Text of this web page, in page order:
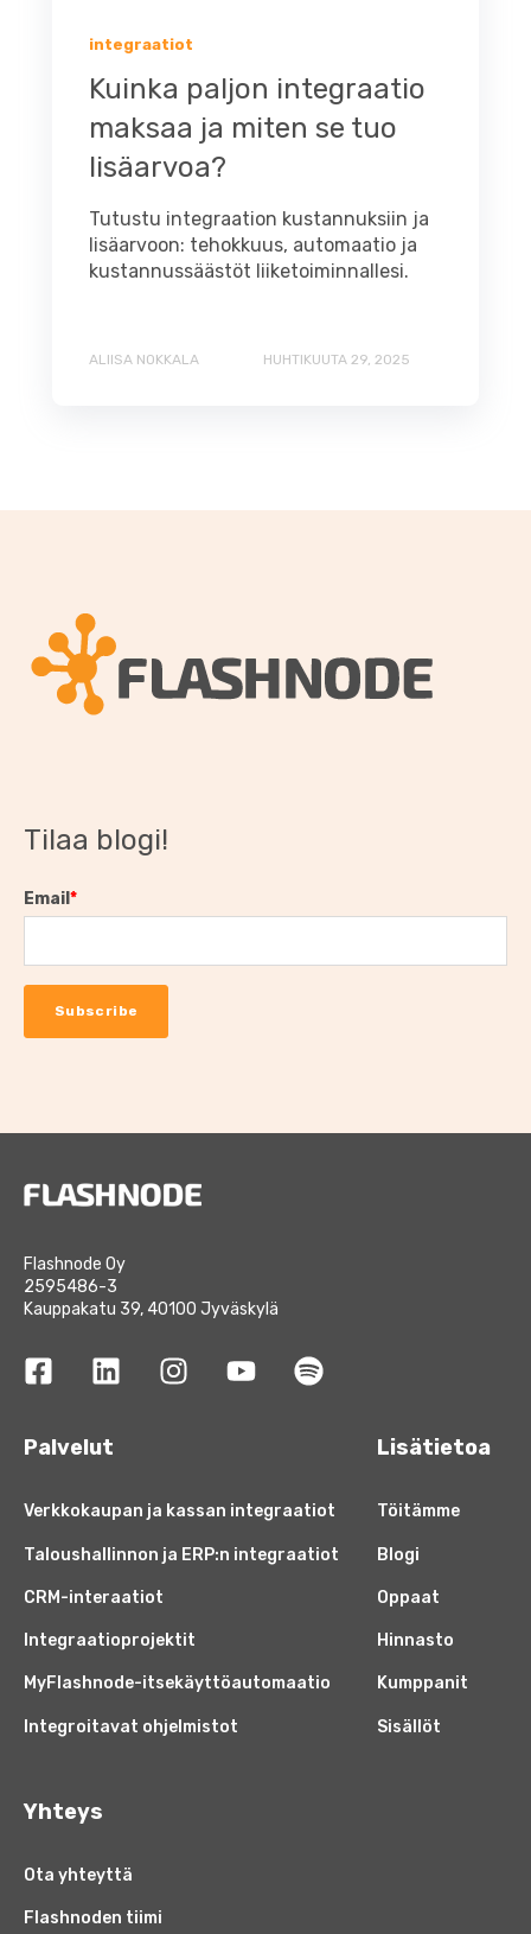
integraatiot
Kuinka paljon integraatio
maksaa ja miten se tuo
lisäarvoa?
Tutustu integraation kustannuksiin ja
lisäarvoon: tehokkuus, automaatio ja
kustannussäästöt liiketoiminnallesi.
ALIISA NOKKALA HUHTIKUUTA 29, 2025
Tilaa blogi!
Email *
Flashnode Oy
2595486-3
Kauppakatu 39, 40100 Jyväskylä
Palvelut
Verkkokaupan ja kassan integraatiot
Taloushallinnon ja ERP:n integraatiot
CRM-interaatiot
Integraatioprojektit
MyFlashnode-itsekäyttöautomaatio
Integroitavat ohjelmistot
Lisätietoa
Töitämme
Blogi
Oppaat
Hinnasto
Kumppanit
Sisällöt
Yhteys
Ota yhteyttä
Flashnoden tiimi